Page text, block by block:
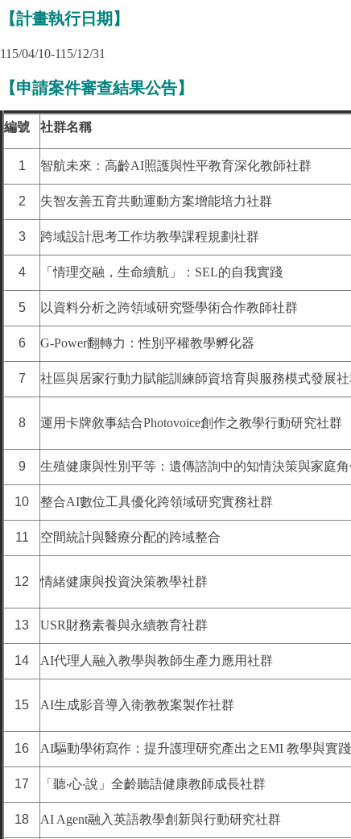
【計畫執行日期 】
115/04/10-115/12/31
【申請案件審查結果公告】
編號 社群名稱
1 智航未來：高齡AI照護與性平教育深化教師社群
2 失智友善五育共動運動方案增能培力社群
3 跨域設計思考工作坊教學課程規劃社群
4 「情理交融，生命續航」：SEL的自我實踐
5 以資料分析之跨領域研究暨學術合作教師社群
6 G-Power翻轉力：性別平權教學孵化器
7 社區與居家行動力賦能訓練師資培育與服務模式發展
8 運用卡牌敘事結合Photovoice創作之教學行動研究社群
9 生殖健康與性別平等：遺傳諮詢中的知情決策與家庭
10 整合AI數位工具優化跨領域研究實務社群
11 空間統計與醫療分配的跨域整合
12 情緒健康與投資決策教學社群
13 USR財務素養與永續教育社群
14 AI代理人融入教學與教師生產力應用社群
15 AI生成影音導入衛教教案製作社群
16 AI驅動學術寫作：提升護理研究產出之EMI 教學與實
17 「聽‧心‧說」全齡聽語健康教師成長社群
18 AI Agent融入英語教學創新與行動研究社群